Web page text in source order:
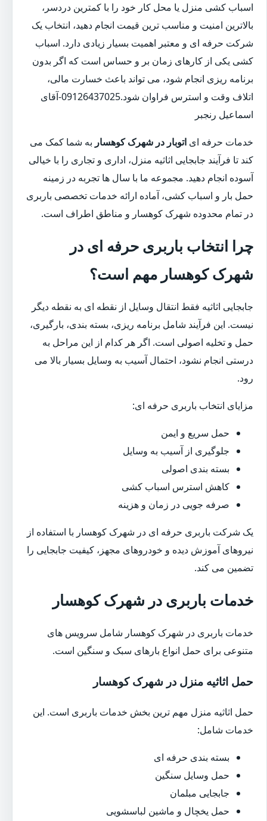
اسباب کشی منزل یا محل کار خود را با کمترین دردسر،
بالاترین امنیت و مناسب ترین قیمت انجام دهید، انتخاب یک
شرکت حرفه ای و معتبر اهمیت بسیار زیادی دارد. اسباب
کشی یکی از کارهای زمان بر و حساس است که اگر بدون
برنامه ریزی انجام شود، می تواند باعث خسارت مالی،
اتلاف وقت و استرس فراوان شود.09126437025-آقای
اسماعیل رنجبر
خدمات حرفه ای اتوبار در شهرک کوهسار به شما کمک می
کند تا فرآیند جابجایی اثاثیه منزل، اداری و تجاری را با خیالی
آسوده انجام دهید. مجموعه ما با سال ها تجربه در زمینه
حمل بار و اسباب کشی، آماده ارائه خدمات تخصصی باربری
در تمام محدوده شهرک کوهسار و مناطق اطراف است.
چرا انتخاب باربری حرفه ای در
شهرک کوهسار مهم است؟
جابجایی اثاثیه فقط انتقال وسایل از نقطه ای به نقطه دیگر
نیست. این فرآیند شامل برنامه ریزی، بسته بندی، بارگیری،
حمل و تخلیه اصولی است. اگر هر کدام از این مراحل به
درستی انجام نشود، احتمال آسیب به وسایل بسیار بالا می
رود.
مزایای انتخاب باربری حرفه ای:
حمل سریع و ایمن
جلوگیری از آسیب به وسایل
بسته بندی اصولی
کاهش استرس اسباب کشی
صرفه جویی در زمان و هزینه
یک شرکت باربری حرفه ای در شهرک کوهسار با استفاده از
نیروهای آموزش دیده و خودروهای مجهز، کیفیت جابجایی را
تضمین می کند.
خدمات باربری در شهرک کوهسار
خدمات باربری در شهرک کوهسار شامل سرویس های
متنوعی برای حمل انواع بارهای سبک و سنگین است.
حمل اثاثیه منزل در شهرک کوهسار
حمل اثاثیه منزل مهم ترین بخش خدمات باربری است. این
خدمات شامل:
بسته بندی حرفه ای
حمل وسایل سنگین
جابجایی مبلمان
حمل یخچال و ماشین لباسشویی